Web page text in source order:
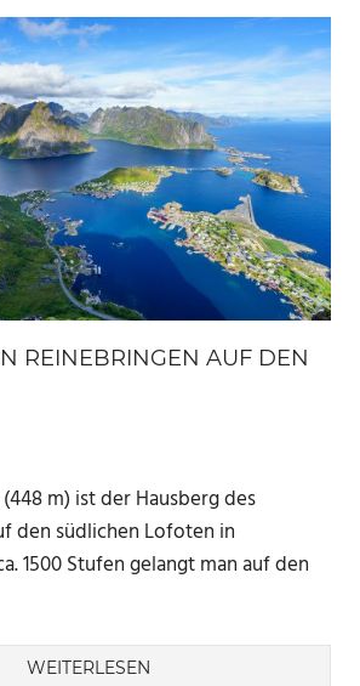
REINEBRINGEN AUF DEN
m) ist der Hausberg des
den südlichen Lofoten in
1500 Stufen gelangt man auf den
WEITERLESEN